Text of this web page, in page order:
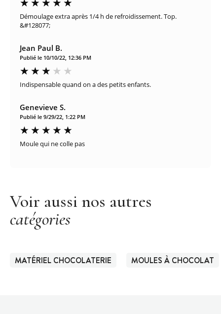
Démoulage extra après 1/4 h de refroidissement. Top.
&#128077;
Jean Paul B.
Publié le 10/10/22, 12:36 PM
Indispensable quand on a des petits enfants.
Genevieve S.
Publié le 9/29/22, 1:22 PM
Moule qui ne colle pas
Voir aussi nos autres
catégories
MATÉRIEL CHOCOLATERIE MOULES À CHOCOLAT